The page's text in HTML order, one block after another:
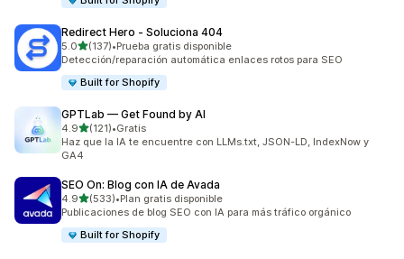
Redirect Hero ‑ Soluciona 404
5.0de 5 estrellas
(137)
137 reseñas en total
•Prueba gratis disponible
Detección/reparación automática enlaces rotos para SEO
Built for Shopify
GPTLab — Get Found by AI
4.9de 5 estrellas
(121)
121 reseñas en total
•Gratis
Haz que la IA te encuentre con LLMs.txt, JSON-LD, IndexNow y
GA4
SEO On: Blog con IA de Avada
4.9de 5 estrellas
(533)
533 reseñas en total
•Plan gratis disponible
Publicaciones de blog SEO con IA para más tráfico orgánico
Built for Shopify